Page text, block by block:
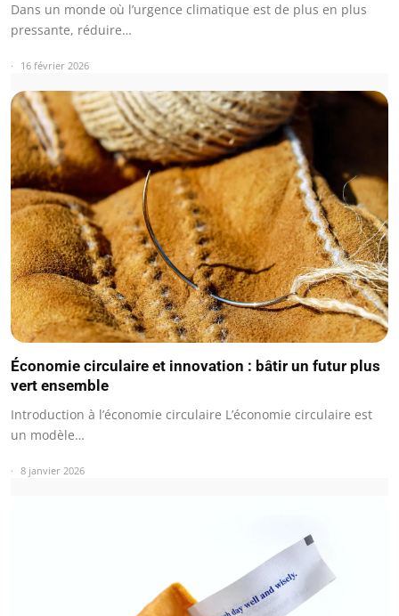
Dans un monde où l’urgence climatique est de plus en plus
pressante, réduire…
16 février 2026
Économie circulaire et innovation : bâtir un futur plus
vert ensemble
Introduction à l’économie circulaire L’économie circulaire est
un modèle…
8 janvier 2026